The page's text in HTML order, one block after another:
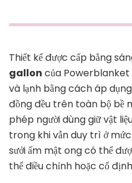
Thiết kế được cấp bằng
gallon của Powerblanket
và lạnh bằng cách áp
đồng đều trên toàn bộ bề
phép người dùng giữ vật
trong khi vẫn duy trì ở
sưởi ấm mật ong có thể
thể điều chỉnh hoặc cố